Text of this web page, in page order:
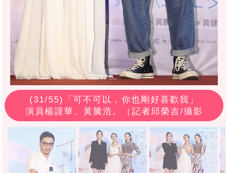
(31/55)「可不可以，你也剛好喜歡我」
演員楊謹華、黃騰浩。（記者邱榮吉/攝影